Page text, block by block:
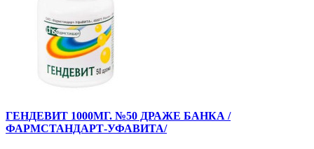
ГЕНДЕВИТ 1000МГ. №50 ДРАЖЕ БАНКА /
ФАРМСТАНДАРТ-УФАВИТА/